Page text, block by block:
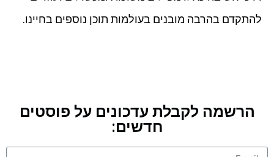
להתקדם בהרבה מובנים בעולמות תוכן נוספים בחיינו.
הרשמה לקבלת עדכונים על פוסטים
חדשים: